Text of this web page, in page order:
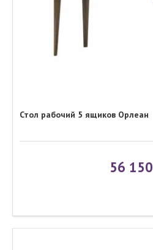
Стол рабочий 5 ящиков Орлеан
56 150